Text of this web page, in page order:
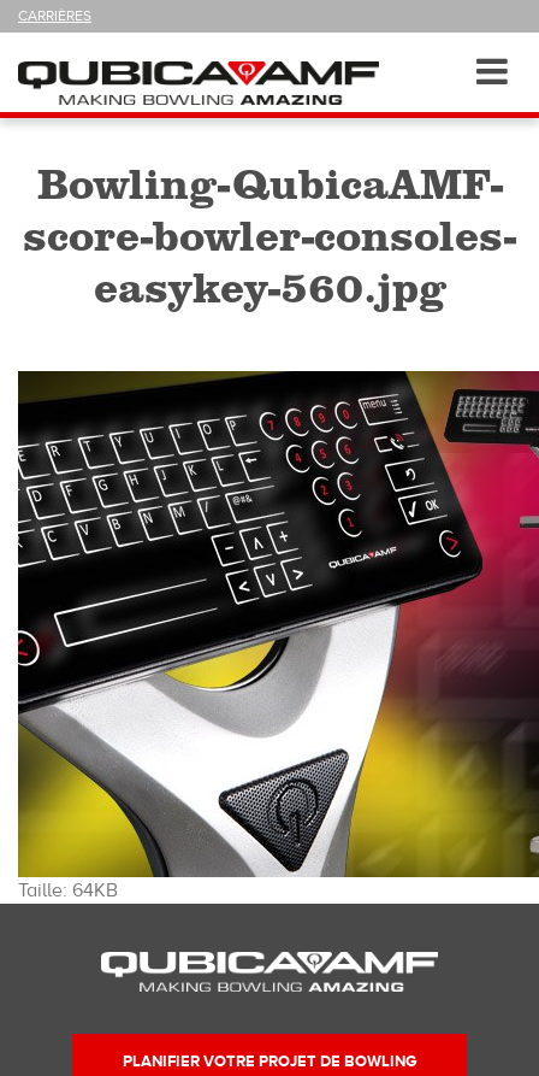
CARRIÈRES
NOUS
Navigation
Bowling-QubicaAMF-
score-bowler-consoles-
easykey-560.jpg
Cliquez
Taille: 64KB
PLANIFIER VOTRE PROJET DE BOWLING